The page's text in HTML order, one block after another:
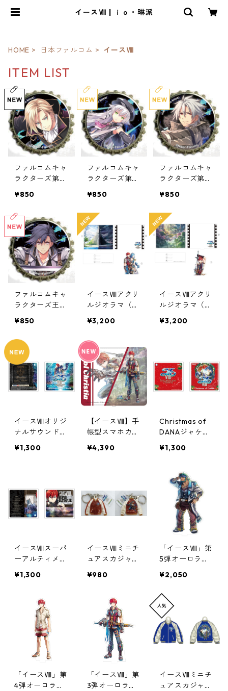
イースⅧ | ｉｏ・琳派
HOME 日本ファルコム イースⅧ
ITEM LIST
ファルコムキャ
ラクターズ第4
¥850
ファルコムキャ
ラクターズ第3
¥850
ファルコムキャ
ラクターズ第2
¥850
ファルコムキャ
ラクターズ王冠
¥850
イースⅧアクリ
ルジオラマ（ア
¥3,200
イースⅧアクリ
ルジオラマ（ア
¥3,200
イースⅧオリジ
ナルサウンドト
トアクリルコー
¥1,300
【イースⅧ】手
帳型スマホカバ
¥4,390
Christmas of
DANAジャケッ
スター
¥1,300
イースⅧスーパ
ーアルティメッ
クリルコースタ
¥1,300
イースⅧミニチ
ュアスカジャン
（アドル）
¥980
「イースⅧ」第
5弾オーロラア
¥2,050
「イースⅧ」第
4弾オーロラア
「イースⅧ」第
3弾オーロラア
イースⅧミニチ
ュアスカジャン